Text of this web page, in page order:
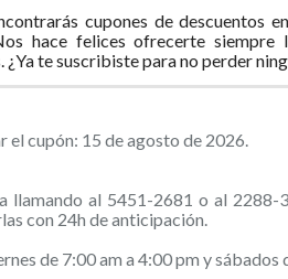
cupones de descuentos
hace felices ofrecerte siempre
¿Ya te suscribiste para no perder
el cupón: 15 de agosto de 2026.
llamando al 5451-2681 o al 2288-
con 24h de anticipación.
de 7:00 am a 4:00 pm y sábados